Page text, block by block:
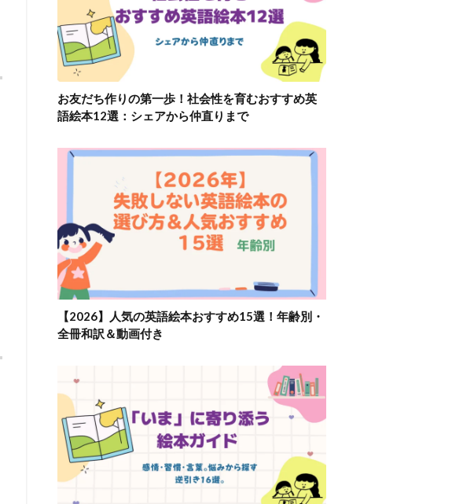
お友だち作りの第一歩！社会性を育むおすすめ英
語絵本12選：シェアから仲直りまで
【2026】人気の英語絵本おすすめ15選！年齢別・
全冊和訳＆動画付き